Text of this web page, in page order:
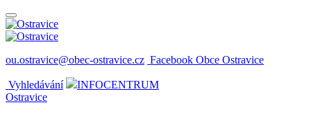
ou.ostravice@obec-ostravice.cz Facebook Obce Ostravice
Vyhledávání
INFOCENTRUM
Ostravice